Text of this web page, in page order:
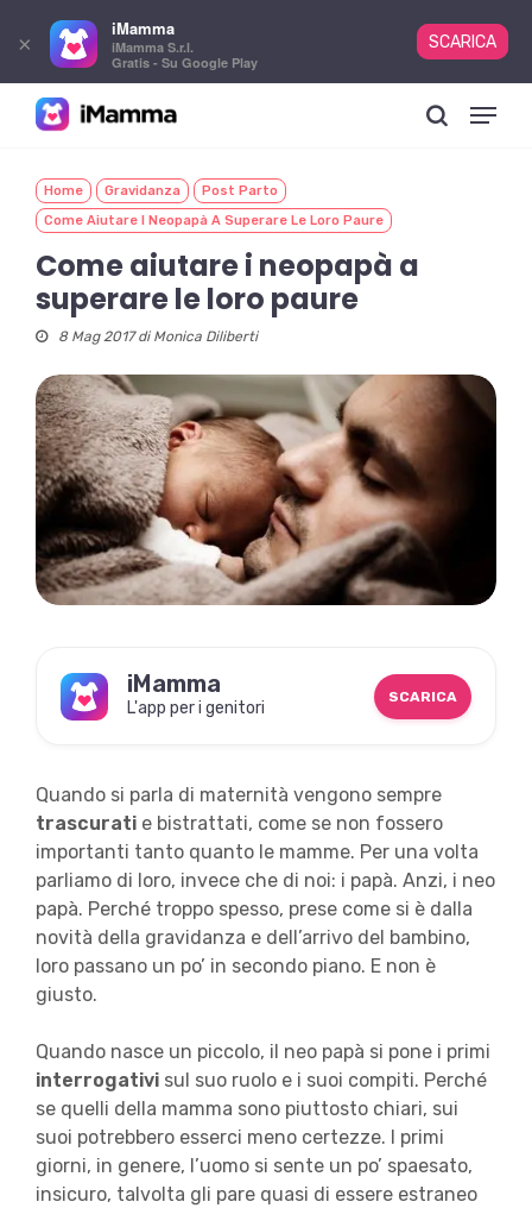
content
Menu
Home Gravidanza
Post Parto
Come Aiutare I Neopapà A Superare Le Loro Paure
Come aiutare i neopapà a
superare le loro paure
8 Mag 2017 di Monica Diliberti
iMamma
L'app per i genitori
SCARICA
Quando si parla di maternità vengono sempre
trascurati e bistrattati, come se non fossero
importanti tanto quanto le mamme. Per una volta
parliamo di loro, invece che di noi: i papà. Anzi, i neo
papà. Perché troppo spesso, prese come si è dalla
novità della gravidanza e dell’arrivo del bambino,
loro passano un po’ in secondo piano. E non è
giusto.
Quando nasce un piccolo, il neo papà si pone i primi
interrogativi sul suo ruolo e i suoi compiti. Perché
se quelli della mamma sono piuttosto chiari, sui
suoi potrebbero esserci meno certezze. I primi
giorni, in genere, l’uomo si sente un po’ spaesato,
insicuro, talvolta gli pare quasi di essere estraneo
×
iMamma
iMamma S.r.l.
Gratis - Su Google Play
SCARICA